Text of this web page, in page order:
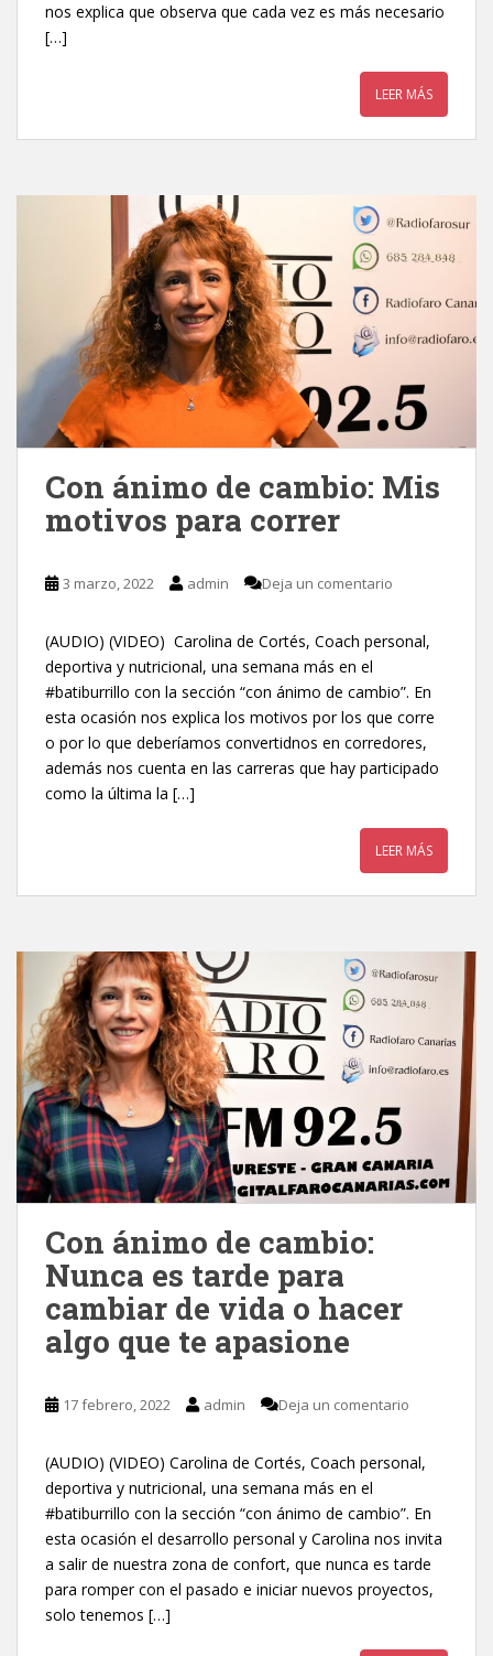
nos explica que observa que cada vez es más necesario
[…]
LEER MÁS
Con ánimo de cambio: Mis
motivos para correr
3 marzo, 2022 admin Deja un comentario
(AUDIO) (VIDEO) Carolina de Cortés, Coach personal,
deportiva y nutricional, una semana más en el
#batiburrillo con la sección “con ánimo de cambio”. En
esta ocasión nos explica los motivos por los que corre
o por lo que deberíamos convertidnos en corredores,
además nos cuenta en las carreras que hay participado
como la última la […]
LEER MÁS
Con ánimo de cambio:
Nunca es tarde para
cambiar de vida o hacer
algo que te apasione
17 febrero, 2022 admin Deja un comentario
(AUDIO) (VIDEO) Carolina de Cortés, Coach personal,
deportiva y nutricional, una semana más en el
#batiburrillo con la sección “con ánimo de cambio”. En
esta ocasión el desarrollo personal y Carolina nos invita
a salir de nuestra zona de confort, que nunca es tarde
para romper con el pasado e iniciar nuevos proyectos,
solo tenemos […]